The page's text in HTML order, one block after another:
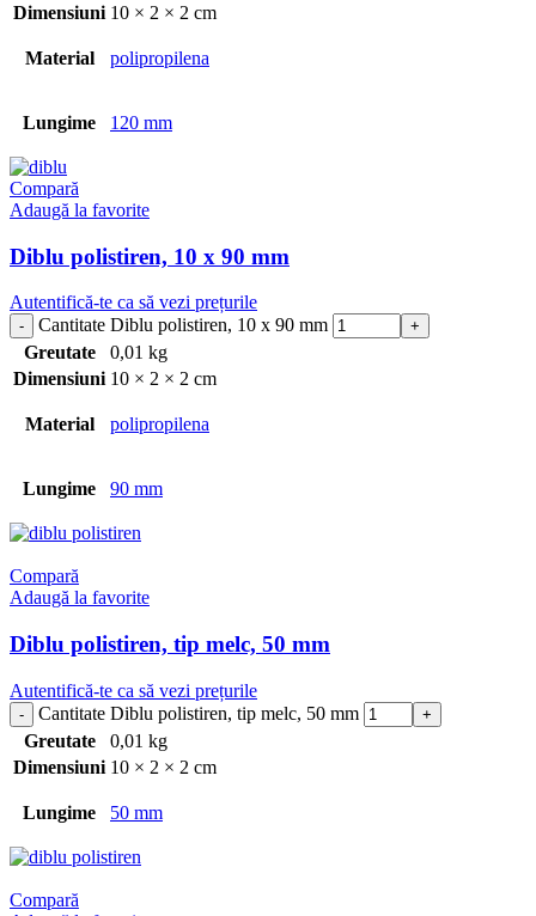
Dimensiuni 10 × 2 × 2 cm
Material polipropilena
Lungime 120 mm
Compară
Adaugă la favorite
Diblu polistiren, 10 x 90 mm
Autentifică-te ca să vezi prețurile
Cantitate Diblu polistiren, 10 x 90 mm
Greutate
0,01 kg
Dimensiuni 10 × 2 × 2 cm
Material polipropilena
Lungime 90 mm
Compară
Adaugă la favorite
Diblu polistiren, tip melc, 50 mm
Autentifică-te ca să vezi prețurile
Cantitate Diblu polistiren, tip melc, 50 mm
Greutate
0,01 kg
Dimensiuni 10 × 2 × 2 cm
Lungime 50 mm
Compară